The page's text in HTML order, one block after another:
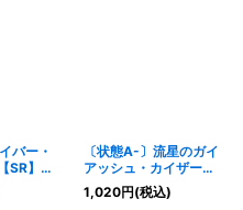
バー・
SR】
《水》
〔状態A-〕流星のガイ
アッシュ・カイザー
【SR】
{26SD1H1☆/16}《多》
1,020円(税込)